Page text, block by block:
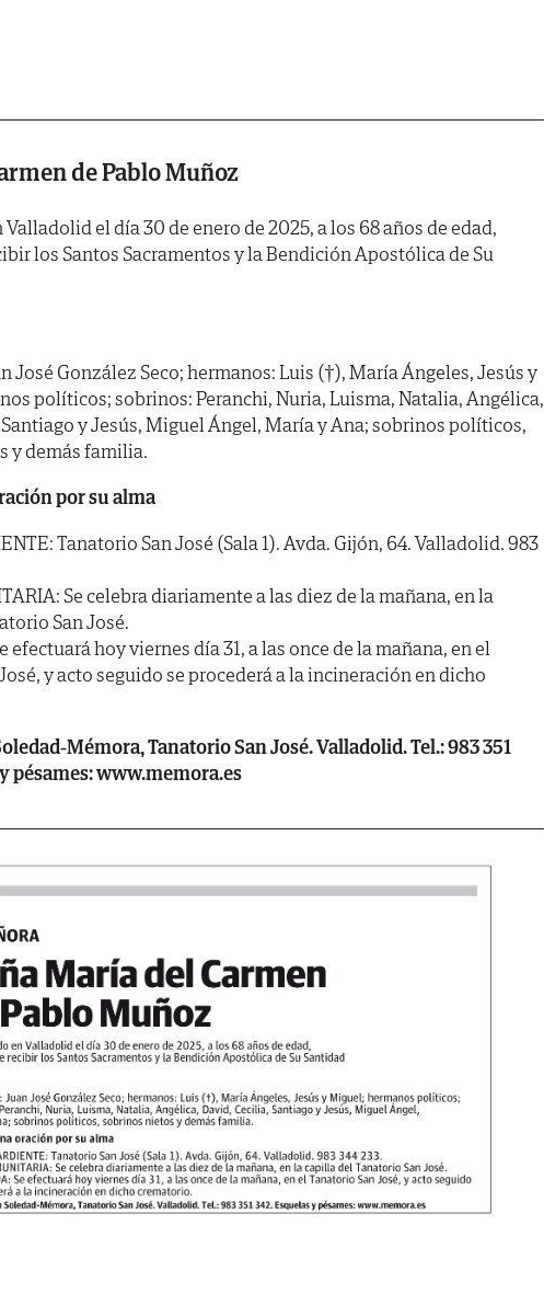
de Pablo Muñoz
el día 30 de enero de 2025, a los 68 años de edad,
los Santos Sacramentos y la Bendición Apostólica de Su
José González Seco; hermanos: Luis (†), María Ángeles, Jesús y
políticos; sobrinos: Peranchi, Nuria, Luisma, Natalia, Angélica,
y Jesús, Miguel Ángel, María y Ana; sobrinos políticos,
y demás familia.
por su alma
Tanatorio San José (Sala 1). Avda. Gijón, 64. Valladolid. 983
Se celebra diariamente a las diez de la mañana, en la
San José.
efectuará hoy viernes día 31, a las once de la mañana, en el
y acto seguido se procederá a la incineración en dicho
Mémora, Tanatorio San José. Valladolid. Tel.: 983 351
pésames: www.memora.es